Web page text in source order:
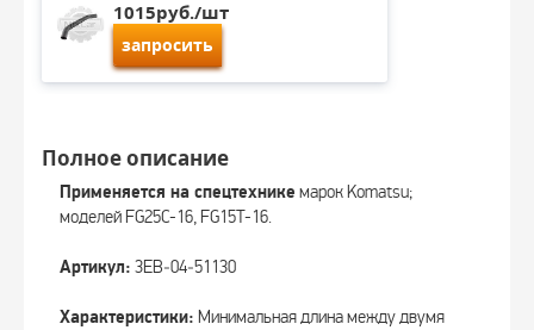
1015руб./шт
запросить
Полное описание
Применяется на спецтехнике марок Komatsu;
моделей FG25C-16, FG15T-16.
Артикул: 3EB‑04‑51130
Характеристики: Минимальная длина между двумя